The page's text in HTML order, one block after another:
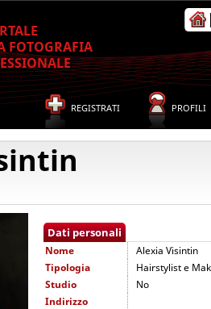
FOTOGRAFIA
REGISTRATI PROFILI
Dati personali
Nome
Alexia Visintin
Tipologia
Hairstylist e
Studio
No
Indirizzo